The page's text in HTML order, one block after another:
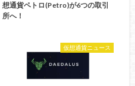
想通貨ペトロ(Petro)が6つの取引
所へ！
仮想通貨ニュース